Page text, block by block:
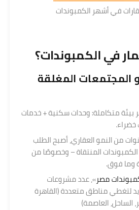
في أشهر الكمبوندات
في الكمبوندات؟
المجتمعات المغلقة
بيئة متكاملة: وحدات سكنية + خدمات
من النمو العقاري، أصبح الطلب
المنتقاة – وخصوصًا من
وما فوق.
مصر»، عدد مشروعات
لتغطي مناطق متعددة (القاهرة